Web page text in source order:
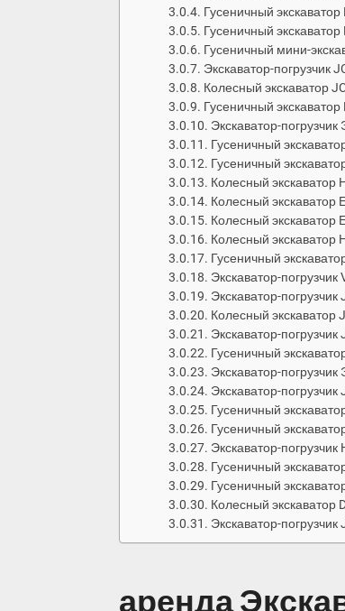
Гусеничный
Гусеничный
Гусеничный мини-
Экскаватор-погрузчик
Колесный экскаватор
Гусеничный
Экскаватор-погрузчик
Гусеничный
Гусеничный
Колесный
Колесный экскаватор
Колесный экскаватор
Колесный экскаватор
Гусеничный
Экскаватор-погрузчик
Экскаватор-погрузчик
Колесный экскаватор
Экскаватор-погрузчик
Гусеничный
Экскаватор-
Экскаватор-погрузчик
Гусеничный
Гусеничный
Экскаватор-
Гусеничный
Гусеничный
Колесный экскаватор
Экскаватор-погрузчик
аренда